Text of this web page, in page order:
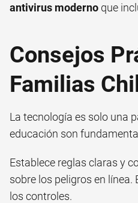
antivirus moderno que
Consejos
Familias
La tecnología es solo una
educación son
Establece reglas claras y
sobre los peligros en línea.
los controles.